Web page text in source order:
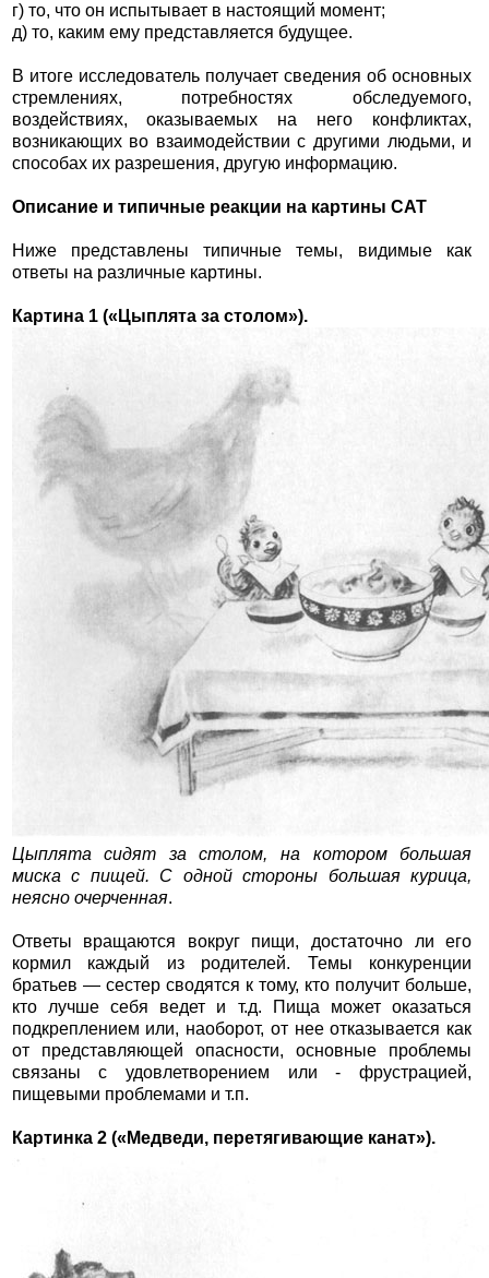
г) то, что он испытывает в настоящий момент;
д) то, каким ему представляется будущее.
В итоге исследователь получает сведения об основных
стремлениях, потребностях обследуемого,
воздействиях, оказываемых на него конфликтах,
возникающих во взаимодействии с другими людьми, и
способах их разрешения, другую информацию.
Описание и типичные реакции на картины САТ
Ниже представлены типичные темы, видимые как
ответы на различные картины.
Картина 1 («Цыплята за столом»).
Цыплята сидят за столом, на котором большая
миска с пищей. С одной стороны большая курица,
неясно очерченная.
Ответы вращаются вокруг пищи, достаточно ли его
кормил каждый из родителей. Темы конкуренции
братьев — сестер сводятся к тому, кто получит больше,
кто лучше себя ведет и т.д. Пища может оказаться
подкреплением или, наоборот, от нее отказывается как
от представляющей опасности, основные проблемы
связаны с удовлетворением или - фрустрацией,
пищевыми проблемами и т.п.
Картинка 2 («Медведи, перетягивающие канат»).